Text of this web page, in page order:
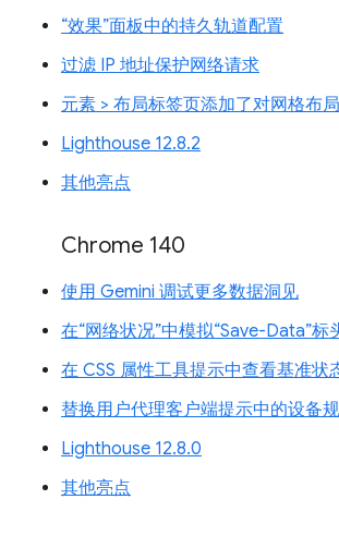
“效果”面板中的持久轨道配置
过滤 IP 地址保护网络请求
元素 > 布局标签页添加了对网格布
Lighthouse 12.8.2
其他亮点
Chrome 140
使用 Gemini 调试更多数据洞见
在“网络状况”中模拟“Save-Data”标
在 CSS 属性工具提示中查看基准状
替换用户代理客户端提示中的设备
Lighthouse 12.8.0
其他亮点